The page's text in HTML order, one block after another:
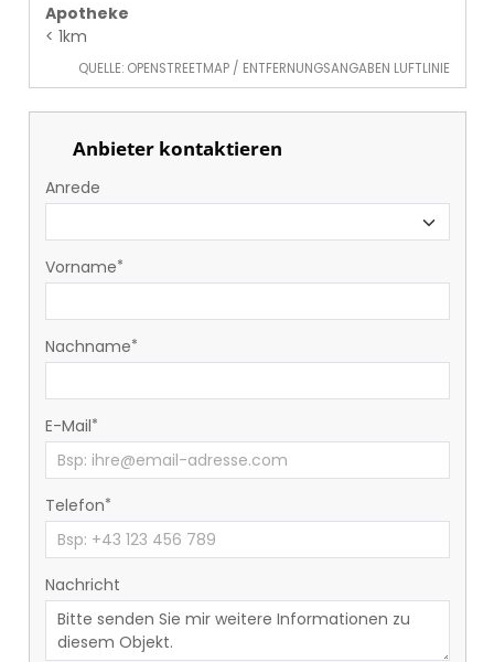
Apotheke
< 1km
QUELLE: OPENSTREETMAP / ENTFERNUNGSANGABEN LUFTLINIE
Anbieter kontaktieren
Anrede
Vorname
Nachname
E-Mail
Telefon
Nachricht